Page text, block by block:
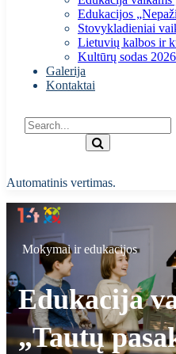
Edukacijos
Stovykladieniai
Lietuvių kalbos ir
Kultūrų sodas 2026
Galerija
Kontaktai
Automatinis vertimas.
Mokymai ir edukacijos
Edukacija
„Tautų